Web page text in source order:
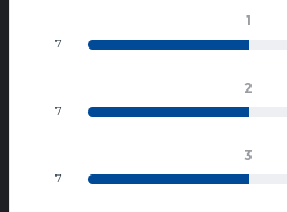
1
7
2
7
3
7